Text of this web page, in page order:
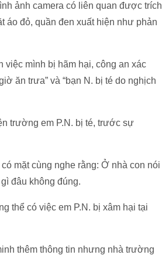
ảnh camera có liên quan được trích
áo đỏ, quần đen xuất hiện như phản
việc mình bị hãm hại, công an xác
ăn trưa” và “bạn N. bị té do nghịch
trường em P.N. bị té, trước sự
mặt cùng nghe rằng: Ở nhà con nói
đâu không đúng.
thể có việc em P.N. bị xâm hại tại
thêm thông tin nhưng nhà trường